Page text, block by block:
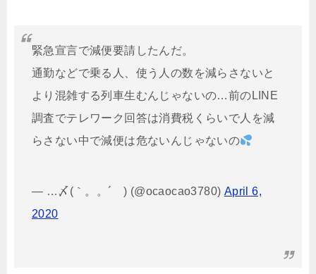
緊急宣言で減便要請したんだ。
通勤などで乗る人、使う人の数を減らさないと
より混雑する列車生むんじゃないの…前のLINE
調査でテレワーク回答は消費税くらいで人を減
らさない中で減便は危ないんじゃないの
— …〆(｀。。´ゞ) (@ocaocao3780) April 6,
2020